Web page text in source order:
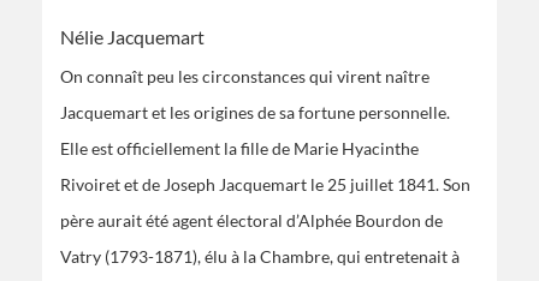
Nélie Jacquemart
On connaît peu les circonstances qui virent naître
Jacquemart et les origines de sa fortune personnelle.
Elle est officiellement la fille de Marie Hyacinthe
Rivoiret et de Joseph Jacquemart le 25 juillet 1841. Son
père aurait été agent électoral d’Alphée Bourdon de
Vatry (1793-1871), élu à la Chambre, qui entretenait à